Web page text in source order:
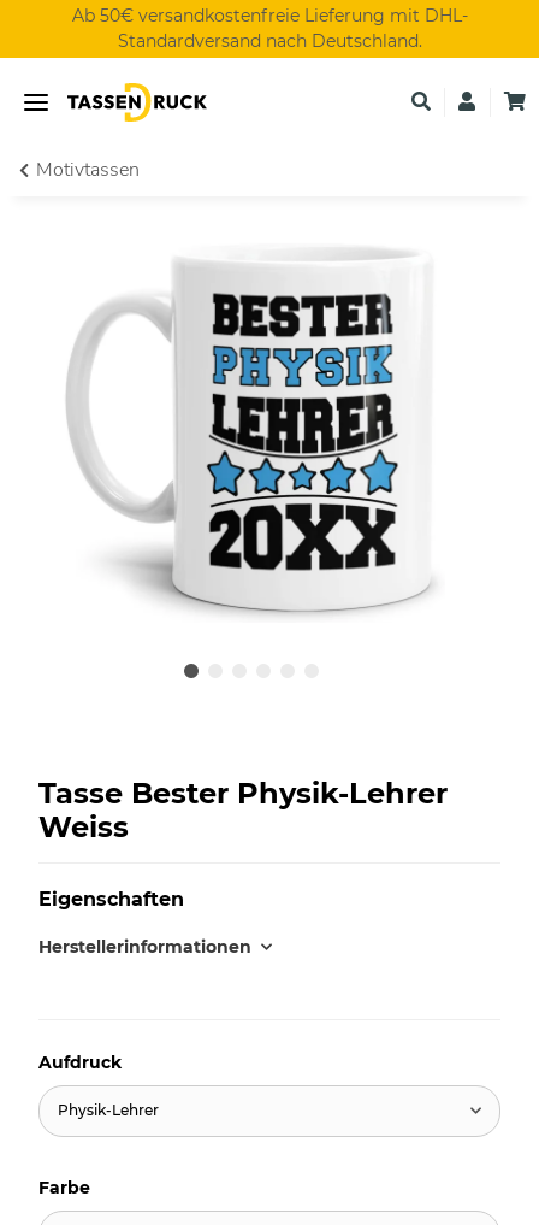
Ab 50€ versandkostenfreie Lieferung mit DHL-
Standardversand nach Deutschland.
Motivtassen
Tasse Bester Physik-Lehrer
Weiss
Eigenschaften
Herstellerinformationen
Aufdruck
Physik-Lehrer
Farbe